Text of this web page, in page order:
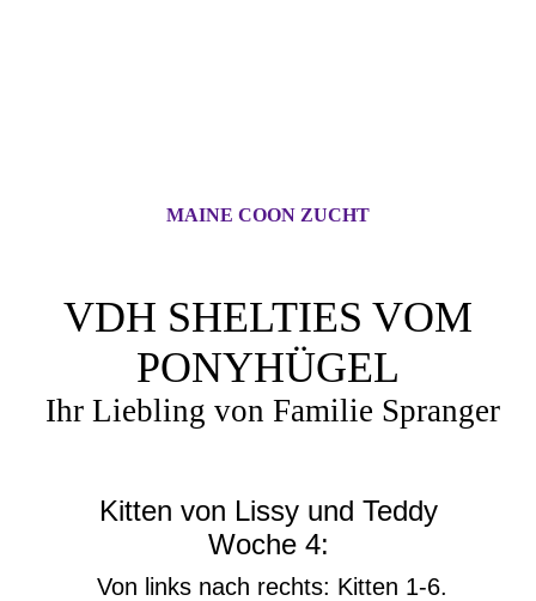
MAINE COON ZUCHT
VDH SHELTIES VOM
PONYHÜGEL
Ihr Liebling von Familie Spranger
Kitten von Lissy und Teddy
Woche 4:
Von links nach rechts: Kitten 1-6.